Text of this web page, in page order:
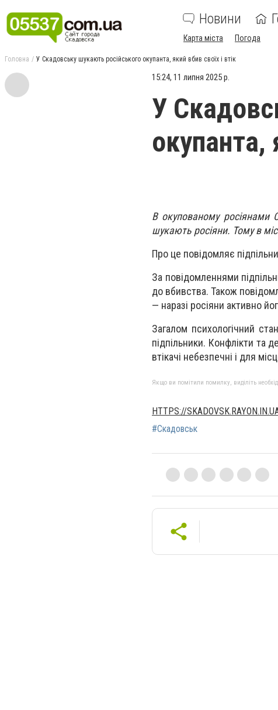
Новини
Карта міста Погода
Головна У Скадовську шукають російського окупанта, який вбив своїх і втік
15:24, 11 липня 2025 р.
У
окупанта,
В окупованому росіянами
шукають росіяни. Тому в
Про це повідомляє
За повідомленнями
до вбивства. Також
— наразі росіяни активно
Загалом психологічний
підпільники. Конфлікти та
втікачі небезпечні і для
Якщо ви помітили помилку, виділіть
HTTPS://
#Скадовськ